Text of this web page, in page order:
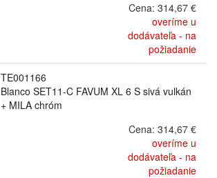
Cena: 314,67 €
overíme u
dodávateľa - na
požiadanie
TE001166
Blanco SET11-C FAVUM XL 6 S sivá vulkán
+ MILA chróm
Cena: 314,67 €
overíme u
dodávateľa - na
požiadanie